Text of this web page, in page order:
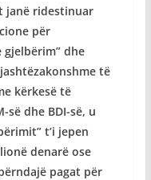
janë ridestinuar
për
dhe
të
kërkesë të
së dhe BDI-së, u
t’i jepen
denarë ose
pagat për